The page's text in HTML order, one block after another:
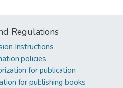
Regulations
Instructions
policies
for publication
for publishing books